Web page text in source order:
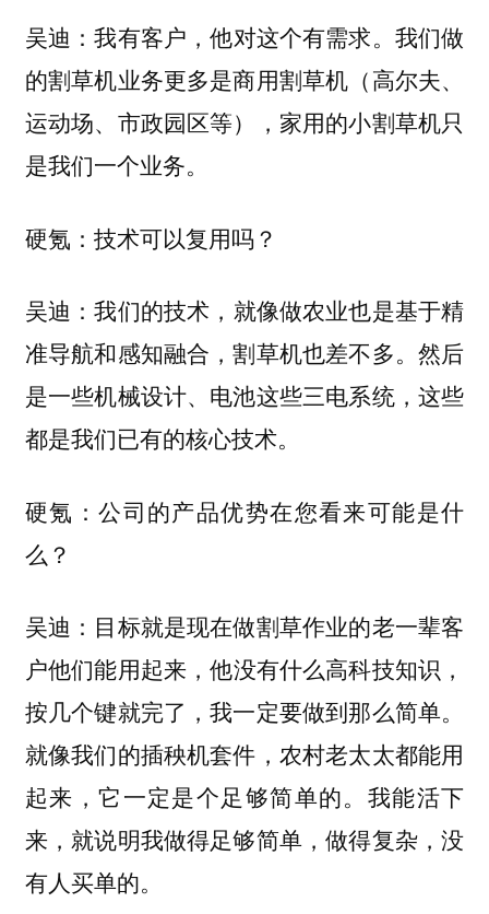
吴迪：我有客户，他对这个有需求。我们做
的割草机业务更多是商用割草机（高尔夫、
运动场、市政园区等），家用的小割草机只
是我们一个业务。
硬氪：技术可以复用吗？
吴迪：我们的技术，就像做农业也是基于精
准导航和感知融合，割草机也差不多。然后
是一些机械设计、电池这些三电系统，这些
都是我们已有的核心技术。
硬氪：公司的产品优势在您看来可能是什
么？
吴迪：目标就是现在做割草作业的老一辈客
户他们能用起来 ，他没有什么高科技知识，
按几个键就完了，我一定要做到那么简单。
就像我们的插秧机套件，农村老太太都能用
起来，它一定是个足够简单的。 我能活下
来，就说明我做得足够简单，做得复杂，没
有人买单的。